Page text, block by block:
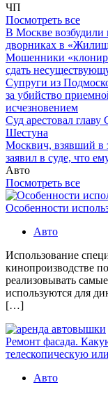
ЧП
Посмотреть все
В Москве возбудили
дворниках в
Мошенники
сдать
Супруги из
за убийство
исчезновением
Суд арестовал
Шестуна
Москвич, взявший в
заявил в суде, что
Авто
Посмотреть все
Особенности
Авто
Использование
кинопроизводстве
реализовывать
используются для
[…]
Ремонт фасада.
телескопическую
Авто